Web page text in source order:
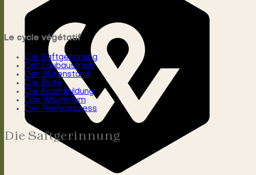
Le cycle végétatif
Die Saftgerinnung
Der Laubaustrieb
Der Blütenstand
Die Blüte
Die Fruchtbildung
Das Wachstum
Der Reifeprozess
Die Saftgerinnung